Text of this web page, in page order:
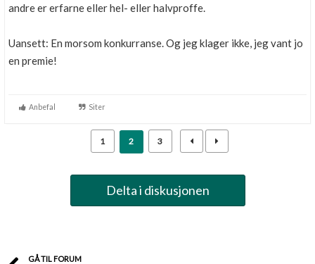
andre er erfarne eller hel- eller halvproffe.
Uansett: En morsom konkurranse. Og jeg klager ikke, jeg vant jo
en premie!
Anbefal Siter
1 2 3
Delta i diskusjonen
GÅ TIL FORUM